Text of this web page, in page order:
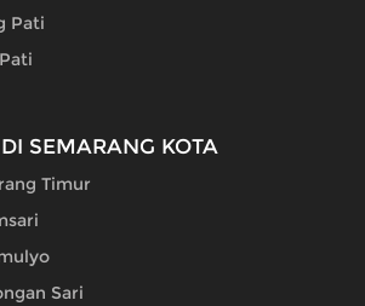
Pati
SEMARANG KOTA
Timur
Sari